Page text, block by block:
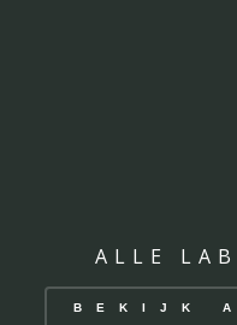
ALLE
BEKIJK